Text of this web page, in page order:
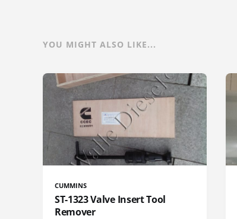
YOU MIGHT ALSO LIKE...
CUMMINS
ST-1323 Valve Insert Tool
Remover